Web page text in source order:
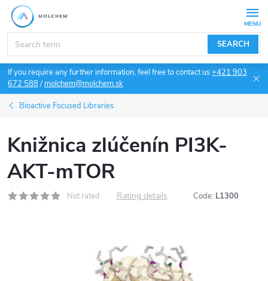
Skip
content
SEARCH
If you require any further information, feel free to contact us+421 903
672 588/ molchem@molchem.sk
Bioactive Focused Libraries
Knižnica zlúčenín PI3K-
AKT-mTOR
Not rated Rating details Code: L1300